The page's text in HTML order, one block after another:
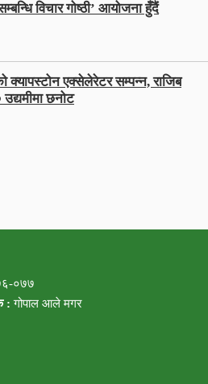
विचार गोष्ठी’ आयोजना हुँदैं
क्यापस्टोन एक्सेलेरेटर सम्पन्न, राजिब
छनोट
०७७
: गोपाल आले मगर